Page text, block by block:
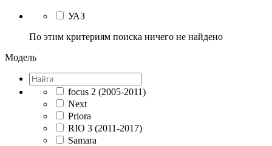
УАЗ
По этим критериям поиска ничего не найдено
Модель
focus 2 (2005-2011)
Next
Priora
RIO 3 (2011-2017)
Samara